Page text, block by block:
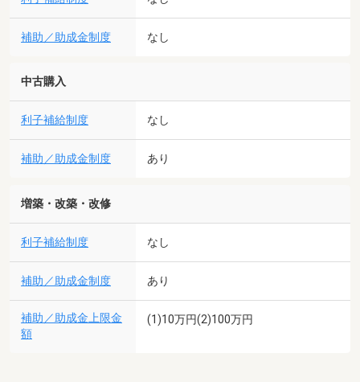
補助／助成金制度 なし
中古購入
利子補給制度 なし
補助／助成金制度 あり
増築・改築・改修
利子補給制度 なし
補助／助成金制度 あり
補助／助成金上限金
額
(1)10万円(2)100万円